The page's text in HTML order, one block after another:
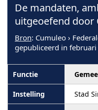
De mandaten,
uitgeoefend door
Bron: Cumuleo ›
gepubliceerd in
Stad